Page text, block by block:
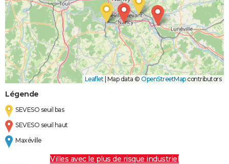
Leaflet Map data © OpenStreetMapcontributors
Légende
SEVESO seuil bas
SEVESO seuil haut
Maxéville
Villes avec le plus de risque industriel